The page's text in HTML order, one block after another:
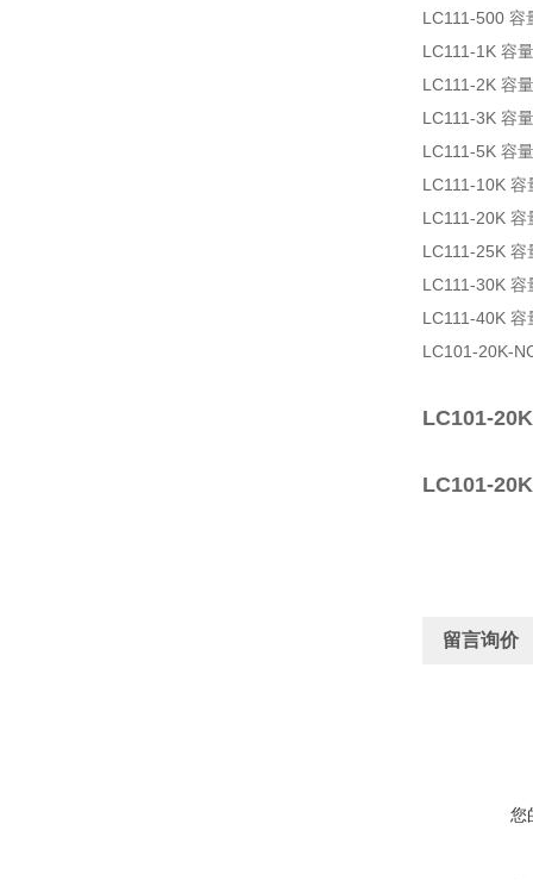
LC111-500 容
LC111-1K 容
LC111-2K 容
LC111-3K 容
LC111-5K 容
LC111-10K
LC111-20K
LC111-25K
LC111-30K
LC111-40K
LC101-20K-
LC101-
LC101-
留言询价
您